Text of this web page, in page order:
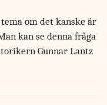
om det kanske är
kan se denna fråga
Gunnar Lantz